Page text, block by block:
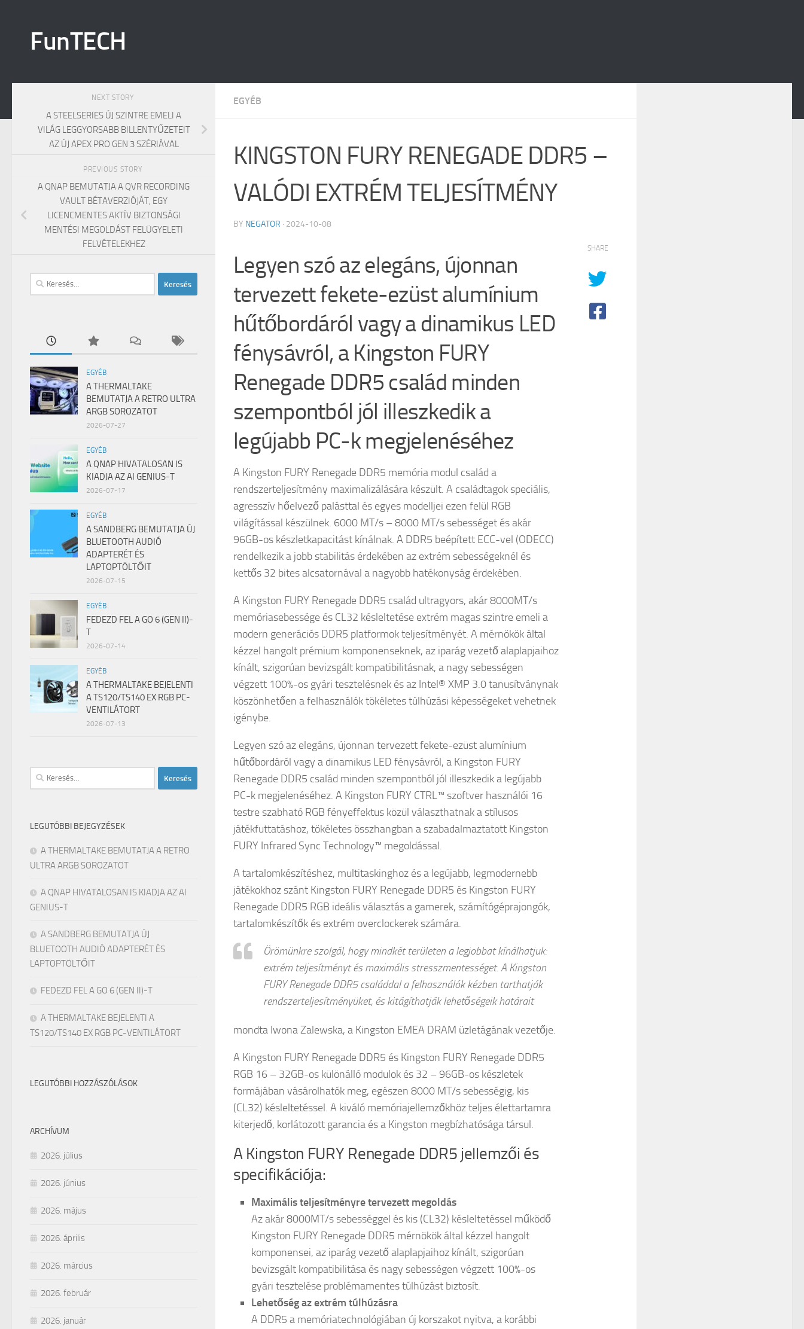
FunTECH
EGYÉB
KINGSTON FURY RENEGADE DDR5 –
VALÓDI EXTRÉM TELJESÍTMÉNY
BY NEGATOR · 2024-10-08
Legyen szó az elegáns, újonnan
tervezett fekete-ezüst alumínium
hűtőbordáról vagy a dinamikus LED
fénysávról, a Kingston FURY
Renegade DDR5 család minden
szempontból jól illeszkedik a
legújabb PC-k megjelenéséhez
A Kingston FURY Renegade DDR5 memória modul család a
rendszerteljesítmény maximalizálására készült. A családtagok speciális,
agresszív hőelvező palásttal és egyes modelljei ezen felül RGB
világítással készülnek. 6000 MT/s – 8000 MT/s sebességet és akár
96GB-os készletkapacitást kínálnak. A DDR5 beépített ECC-vel (ODECC)
rendelkezik a jobb stabilitás érdekében az extrém sebességeknél és
kettős 32 bites alcsatornával a nagyobb hatékonyság érdekében.
A Kingston FURY Renegade DDR5 család ultragyors, akár 8000MT/s
memóriasebessége és CL32 késleltetése extrém magas szintre emeli a
modern generációs DDR5 platformok teljesítményét. A mérnökök által
kézzel hangolt prémium komponenseknek, az iparág vezető alaplapjaihoz
kínált, szigorúan bevizsgált kompatibilitásnak, a nagy sebességen
végzett 100%-os gyári tesztelésnek és az Intel® XMP 3.0 tanusítványnak
köszönhetően a felhasználók tökéletes túlhúzási képességeket vehetnek
igénybe.
Legyen szó az elegáns, újonnan tervezett fekete-ezüst alumínium
hűtőbordáról vagy a dinamikus LED fénysávról, a Kingston FURY
Renegade DDR5 család minden szempontból jól illeszkedik a legújabb
PC-k megjelenéséhez. A Kingston FURY CTRL™ szoftver használói 16
testre szabható RGB fényeffektus közül választhatnak a stílusos
játékfuttatáshoz, tökéletes összhangban a szabadalmaztatott Kingston
FURY Infrared Sync Technology™ megoldással.
A tartalomkészítéshez, multitaskinghoz és a legújabb, legmodernebb
játékokhoz szánt Kingston FURY Renegade DDR5 és Kingston FURY
Renegade DDR5 RGB ideális választás a gamerek, számítógéprajongók,
tartalomkészítők és extrém overclockerek számára.
Örömünkre szolgál, hogy mindkét területen a legjobbat kínálhatjuk:
extrém teljesítményt és maximális stresszmentességet. A Kingston
FURY Renegade DDR5 családdal a felhasználók kézben tarthatják
rendszerteljesítményüket, és kitágíthatják lehetőségeik határait
mondta Iwona Zalewska, a Kingston EMEA DRAM üzletágának vezetője.
A Kingston FURY Renegade DDR5 és Kingston FURY Renegade DDR5
RGB 16 – 32GB-os különálló modulok és 32 – 96GB-os készletek
formájában vásárolhatók meg, egészen 8000 MT/s sebességig, kis
(CL32) késleltetéssel. A kiváló memóriajellemzőkhöz teljes élettartamra
kiterjedő, korlátozott garancia és a Kingston megbízhatósága társul.
A Kingston FURY Renegade DDR5 jellemzői és
specifikációja:
Maximális teljesítményre tervezett megoldás
Az akár 8000MT/s sebességgel és kis (CL32) késleltetéssel működő
Kingston FURY Renegade DDR5 mérnökök által kézzel hangolt
komponensei, az iparág vezető alaplapjaihoz kínált, szigorúan
bevizsgált kompatibilitása és nagy sebességen végzett 100%-os
gyári tesztelése problémamentes túlhúzást biztosít.
Lehetőség az extrém túlhúzásra
A DDR5 a memóriatechnológiában új korszakot nyitva, a korábbi
SHARE
NEXT STORY
A STEELSERIES ÚJ SZINTRE EMELI A
VILÁG LEGGYORSABB BILLENTYŰZETEIT
AZ ÚJ APEX PRO GEN 3 SZÉRIÁVAL
PREVIOUS STORY
A QNAP BEMUTATJA A QVR RECORDING
VAULT BÉTAVERZIÓJÁT, EGY
LICENCMENTES AKTÍV BIZTONSÁGI
MENTÉSI MEGOLDÁST FELÜGYELETI
FELVÉTELEKHEZ
Keresés:
EGYÉB
A THERMALTAKE
BEMUTATJA A RETRO ULTRA
ARGB SOROZATOT
2026-07-27
EGYÉB
A QNAP HIVATALOSAN IS
KIADJA AZ AI GENIUS-T
2026-07-17
EGYÉB
A SANDBERG BEMUTATJA ÚJ
BLUETOOTH AUDIÓ
ADAPTERÉT ÉS
LAPTOPTÖLTŐIT
2026-07-15
EGYÉB
FEDEZD FEL A GO 6 (GEN II)-
T
2026-07-14
EGYÉB
A THERMALTAKE BEJELENTI
A TS120/TS140 EX RGB PC-
VENTILÁTORT
2026-07-13
Keresés:
LEGUTÓBBI BEJEGYZÉSEK
A THERMALTAKE BEMUTATJA A RETRO
ULTRA ARGB SOROZATOT
A QNAP HIVATALOSAN IS KIADJA AZ AI
GENIUS-T
A SANDBERG BEMUTATJA ÚJ
BLUETOOTH AUDIÓ ADAPTERÉT ÉS
LAPTOPTÖLTŐIT
FEDEZD FEL A GO 6 (GEN II)-T
A THERMALTAKE BEJELENTI A
TS120/TS140 EX RGB PC-VENTILÁTORT
LEGUTÓBBI HOZZÁSZÓLÁSOK
ARCHÍVUM
2026. július
2026. június
2026. május
2026. április
2026. március
2026. február
2026. január